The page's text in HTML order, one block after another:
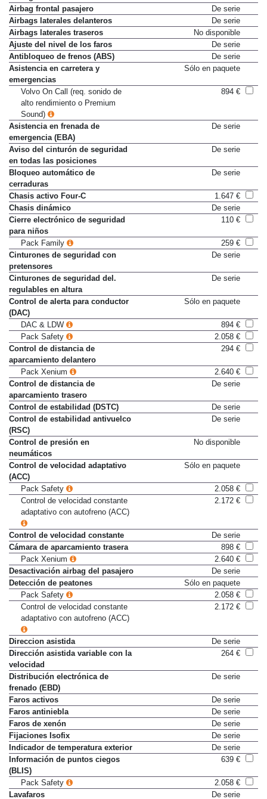
Airbag frontal conductor
De serie
Airbag frontal pasajero
De serie
Airbags laterales delanteros
De serie
Airbags laterales traseros
No disponible
Ajuste del nivel de los faros
De serie
Antibloqueo de frenos (ABS)
De serie
Asistencia en carretera y
emergencias
Volvo On Call (req. sonido de
alto rendimiento o Premium
Sound)
Asistencia en frenada de
emergencia (EBA)
Aviso del cinturón de seguridad
en todas las posiciones
Bloqueo automático de
cerraduras
Chasis activo Four-C
1.647 €
Chasis dinámico
De serie
Cierre electrónico de seguridad
para niños
Pack Family
259 €
Cinturones de seguridad con
pretensores
Cinturones de seguridad del.
regulables en altura
Control de alerta para conductor
(DAC)
DAC & LDW
894 €
Pack Safety
2.058 €
Control de distancia de
aparcamiento delantero
Pack Xenium
2.640 €
Control de distancia de
aparcamiento trasero
Control de estabilidad (DSTC)
De serie
Control de estabilidad antivuelco
(RSC)
Control de presión en
neumáticos
Control de velocidad adaptativo
(ACC)
Pack Safety
2.058 €
Control de velocidad constante
adaptativo con autofreno (ACC)
Control de velocidad constante
De serie
Cámara de aparcamiento trasera
898 €
Pack Xenium
2.640 €
Desactivación airbag del pasajero
De serie
Detección de peatones
Sólo en paquete
Pack Safety
2.058 €
Control de velocidad constante
adaptativo con autofreno (ACC)
Direccion asistida
De serie
Dirección asistida variable con la
velocidad
Distribución electrónica de
frenado (EBD)
Faros activos
De serie
Faros antiniebla
De serie
Faros de xenón
De serie
Fijaciones Isofix
De serie
Indicador de temperatura exterior
De serie
Información de puntos ciegos
(BLIS)
Pack Safety
2.058 €